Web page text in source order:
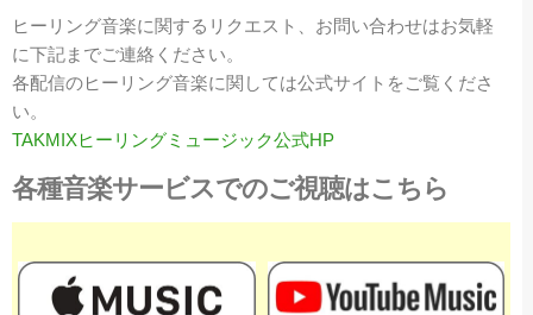
ヒーリング音楽に関するリクエスト、お問い合わせはお気軽
に下記までご連絡ください。
各配信のヒーリング音楽に関しては公式サイトをご覧くださ
い。
TAKMIXヒーリングミュージック公式HP
各種音楽サービスでのご視聴はこちら